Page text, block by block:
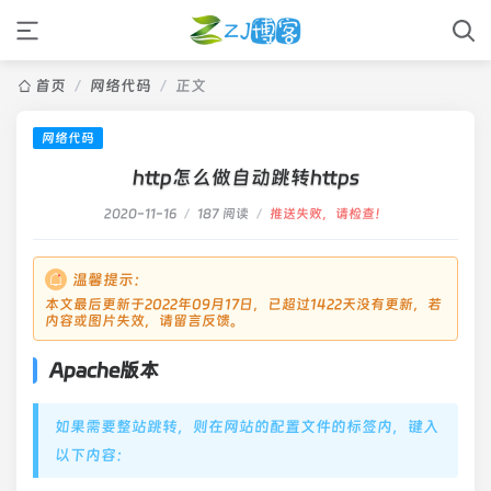
首页 / 网络代码 / 正文
网络代码
http怎么做自动跳转https
2020-11-16 / 187 阅读 / 推送失败，请检查！
温馨提示：
本文最后更新于2022年09月17日，已超过1422天没有更新，若
内容或图片失效，请留言反馈。
Apache版本
如果需要整站跳转，则在网站的配置文件的标签内，键入
以下内容：